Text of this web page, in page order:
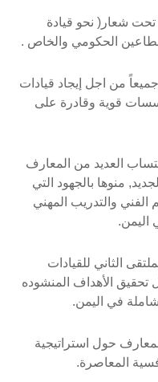
تحت شعار( نحو قيادة
الحكومي والخاص .
من اجل إيجاد قيادات
قوية وقادرة على
العديد من المعارف
منوها بالجهود التي
الفني والتدريب المهني
اليمن.
الثاني للقيادات
تحقيق الأهداف المنشوده
في اليمن.
والمعارف حول استراتيجية
المعاصرة.